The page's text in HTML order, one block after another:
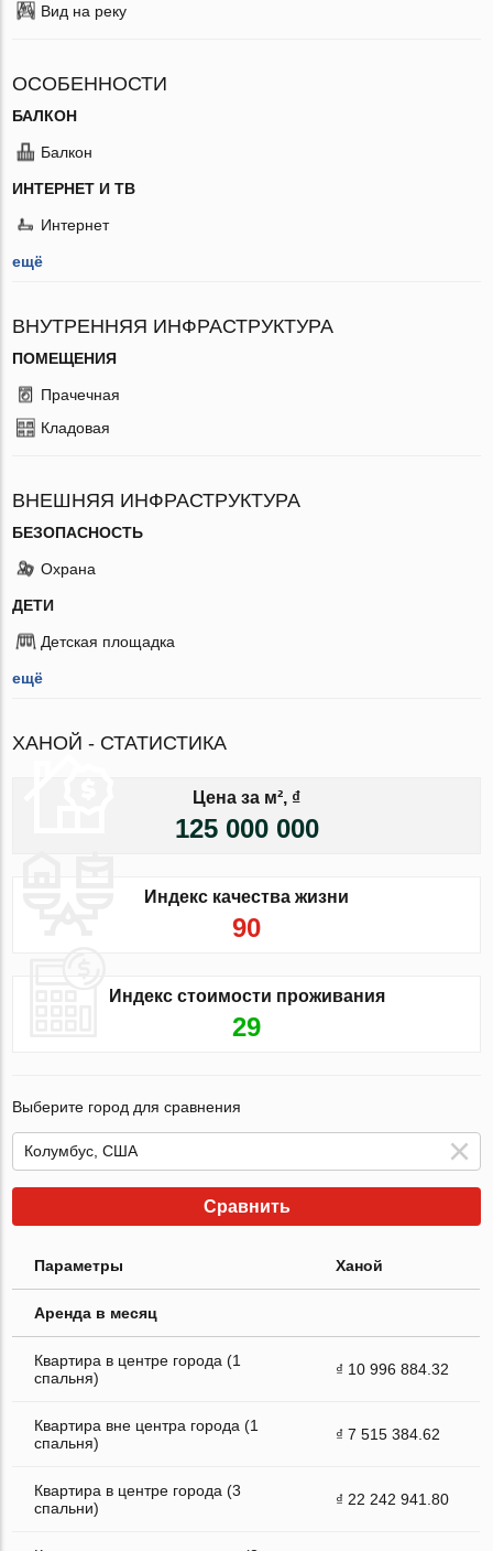
Вид на реку
ОСОБЕННОСТИ
БАЛКОН
Балкон
ИНТЕРНЕТ И ТВ
Интернет
ещё
ВНУТРЕННЯЯ ИНФРАСТРУКТУРА
ПОМЕЩЕНИЯ
Прачечная
Кладовая
ВНЕШНЯЯ ИНФРАСТРУКТУРА
БЕЗОПАСНОСТЬ
Охрана
ДЕТИ
Детская площадка
ещё
ХАНОЙ - СТАТИСТИКА
Цена за м², ₫
125 000 000
Индекс качества жизни
90
Индекс стоимости проживания
29
Выберите город для сравнения
Сравнить
Параметры Ханой
Аренда в месяц
Квартира в центре города (1
спальня)
₫ 10 996 884.32
Квартира вне центра города (1
спальня)
₫ 7 515 384.62
Квартира в центре города (3
спальни)
₫ 22 242 941.80